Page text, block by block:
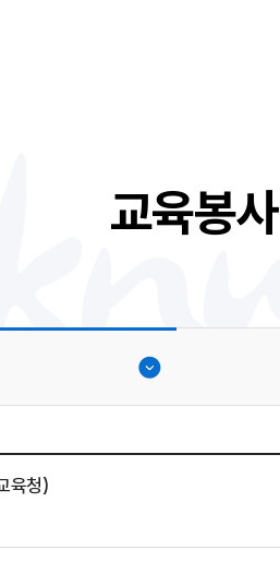
교육봉사
육청)